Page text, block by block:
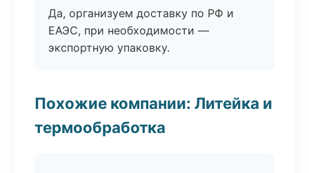
Да, организуем доставку по РФ и
ЕАЭС, при необходимости —
экспортную упаковку.
Похожие компании: Литейка и
термообработка